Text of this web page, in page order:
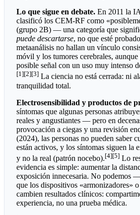
Lo que sigue en debate. En 2011 la
clasificó los CEM-RF como
(grupo 2B) — una categoría que
puede descartarse, no que esté
metaanálisis no hallan un vínculo
móvil y los tumores cerebrales,
posible señal con un uso muy intenso
[1][2][3] La ciencia no está cerrada: ni
tranquilidad total.
Electrosensibilidad y productos de
síntomas que algunas personas
reales y angustiantes — pero en
provocación a ciegas y una revisión
(2024), las personas no pueden saber
están activos, y los síntomas siguen la
y no la real (patrón nocebo).[4][5] Lo
evidencia es simple: aumentar la
exposición innecesaria. No podemos
que los dispositivos «armonizadores»
cambien resultados clínicos:
experiencia, no una prueba médica.